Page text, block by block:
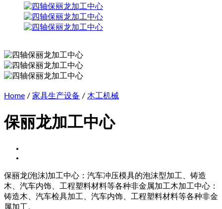
Home / 家具生产设备 / 木工机械
保丽龙加工中心
保丽龙(泡沫)加工中心：汽车冲压模具的泡沫型加工、铸造
木、汽车内饰、工程塑料材料等各种非金属加工木加工中心：
铸造木、汽车检具加工、汽车内饰、工程塑料材料等各种非金
属加工。